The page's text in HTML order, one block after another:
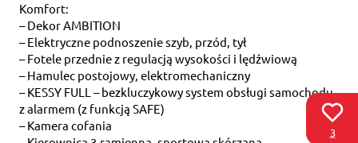
Komfort:
– Dekor AMBITION
– Elektryczne podnoszenie szyb, przód, tył
– Fotele przednie z regulacją wysokości i lędźwiową
– Hamulec postojowy, elektromechaniczny
– KESSY FULL – bezkluczykowy system obsługi samochodu
z alarmem (z funkcją SAFE)
– Kamera cofania
3